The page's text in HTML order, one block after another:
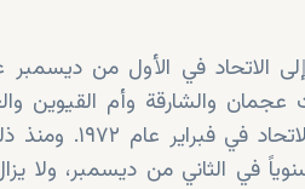
والشارقة وأم القيوين
وانضمت رأس الخيمة،
في الثاني من ديسمبر، ولا